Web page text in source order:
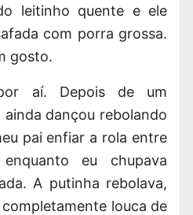
leitinho quente e ele
com porra grossa.
gosto.
aí. Depois de um
ainda dançou rebolando
pai enfiar a rola entre
eu chupava
A putinha rebolava,
louca de